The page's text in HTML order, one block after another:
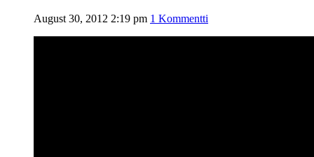
August 30, 2012 2:19 pm 1 Kommentti